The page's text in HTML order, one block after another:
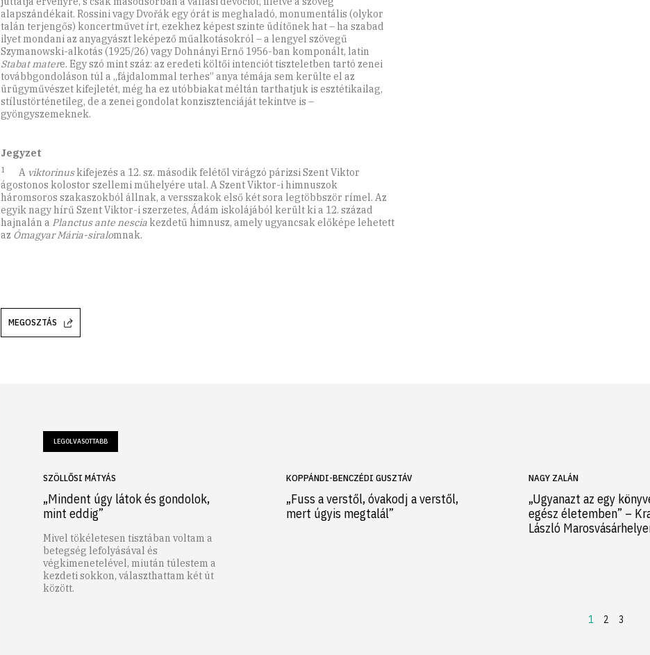
alapszándékait. Rossini vagy Dvořák egy órát is meghaladó, monumentális (olykor
talán terjengős) koncertművet írt, ezekhez képest szinte üdítőnek hat – ha szabad
ilyet mondani az anyagyászt leképező műalkotásokról – a lengyel szövegű
Szymanowski-alkotás (1925/26) vagy Dohnányi Ernő 1956-ban komponált, latin
Stabat matere. Egy szó mint száz: az eredeti költői intenciót tiszteletben tartó zenei
továbbgondoláson túl a „fájdalommal terhes” anya témája sem kerülte el az
ürügyművészet kifejletét, még ha ez utóbbiakat méltán tarthatjuk is esztétikailag,
stílustörténetileg, de a zenei gondolat konzisztenciáját tekintve is –
gyöngyszemeknek.
Jegyzet
1 A viktorinuskifejezés a 12. sz. második felétől virágzó párizsi Szent Viktor
ágostonos kolostor szellemi műhelyére utal. A Szent Viktor-i himnuszok
háromsoros szakaszokból állnak, a versszakok első két sora legtöbbször rímel. Az
egyik nagy hírű Szent Viktor-i szerzetes, Ádám iskolájából került ki a 12. század
hajnalán a Planctus ante nesciakezdetű himnusz, amely ugyancsak előképe lehetett
az Ómagyar Mária-siralomnak.
MEGOSZTÁS
LEGOLVASOTTABB
SZÖLLŐSI MÁTYÁS
„Mindent úgy látok és gondolok,
mint eddig”
Mivel tökéletesen tisztában voltam a
betegség lefolyásával és
végkimenetelével, miután túlestem a
kezdeti sokkon, választhattam két út
között.
KOPPÁNDI-BENCZÉDI GUSZTÁV
„Fuss a verstől, óvakodj a verstől,
mert úgyis megtalál”
NAGY ZALÁN
„Ugyanazt az egy
egész életemben” –
László
1 2 3